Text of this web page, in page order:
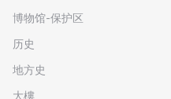
博物馆-保护区
历史
地方史
大樓